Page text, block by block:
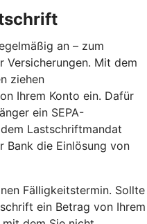
an – zum
Versicherungen. Mit dem
ziehen
Ihrem Konto ein. Dafür
ein SEPA-
Lastschriftmandat
Bank die Einlösung von
Fälligkeitstermin. Sollte
ein Betrag von Ihrem